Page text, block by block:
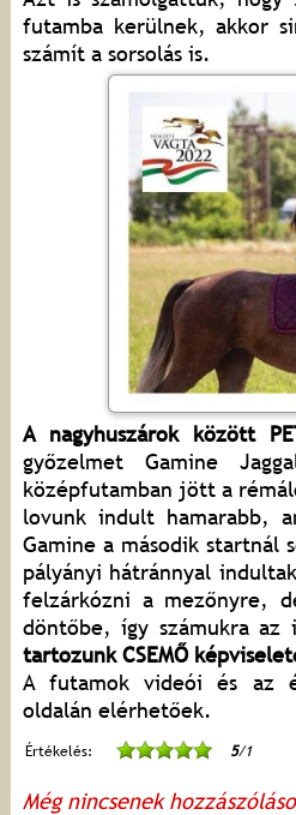
futamba kerülnek, akkor
számít a sorsolás is.
A nagyhuszárok között
győzelmet Gamine
középfutamban jött a
lovunk indult hamarabb,
Gamine a második startnál
pályányi hátránnyal
felzárkózni a mezőnyre,
döntőbe, így számukra
tartozunk CSEMŐ
A futamok videói és az
oldalán elérhetőek.
Értékelés: 5/1
Még nincsenek